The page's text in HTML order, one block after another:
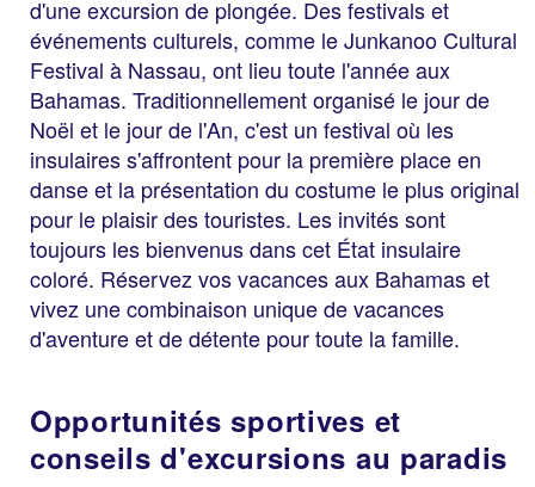
d'une excursion de plongée. Des festivals et
événements culturels, comme le Junkanoo Cultural
Festival à Nassau, ont lieu toute l'année aux
Bahamas. Traditionnellement organisé le jour de
Noël et le jour de l'An, c'est un festival où les
insulaires s'affrontent pour la première place en
danse et la présentation du costume le plus original
pour le plaisir des touristes. Les invités sont
toujours les bienvenus dans cet État insulaire
coloré. Réservez vos vacances aux Bahamas et
vivez une combinaison unique de vacances
d'aventure et de détente pour toute la famille.
Opportunités sportives et
conseils d'excursions au paradis